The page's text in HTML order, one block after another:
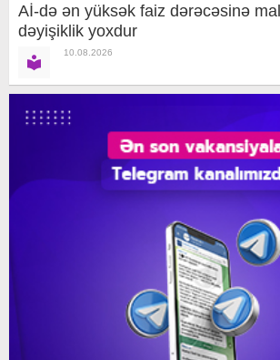
Aİ-də ən yüksək faiz dərəcəsinə
dəyişiklik yoxdur
10.08.2026